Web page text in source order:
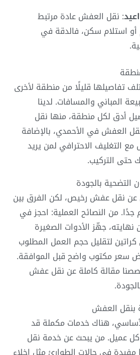
: نقل العفش عادة مرتبط
أو استلام سكن، فالدقة في
تفاصيلها قليلًا من منطقة لأخرى
المباني والمسافات. لدينا
أدق لكل منطقة، منها نقل
العفش في الأحمدي، بالإضافة
التغليف الاحترافي لمن يريد
حتى التركيب.
التضحية بالجودة
عن نقل عفش رخيص، لكن الفرق بين
من النصائح العملية: احجز في
جهّز الأدوات الصغيرة
لتقليل حجم العمل المطلوب
سعر مكتوب واضح قبل الموافقة.
مقالة كاملة عن نقل عفش
بنقل العفش
هناك خدمات مكملة قد
عميل. من يبحث عن خدمة نقل